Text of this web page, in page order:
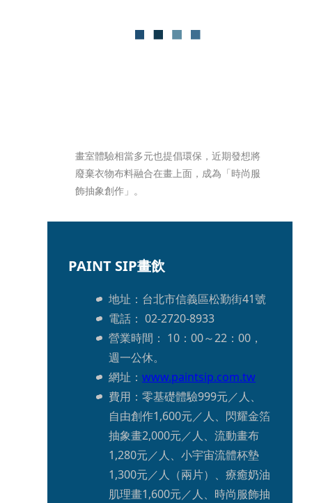
畫室體驗相當多元也提倡環保，近期發想將
廢棄衣物布料融合在畫上面，成為「時尚服
飾抽象創作」。
PAINT SIP畫飲
地址：台北市信義區松勤街41號
電話： 02-2720-8933
營業時間： 10：00～22：00，
週一公休。
網址： www.paintsip.com.tw
費用：零基礎體驗999元／人、
自由創作1,600元／人、閃耀金箔
抽象畫2,000元／人、流動畫布
1,280元／人、小宇宙流體杯墊
1,300元／人（兩片）、療癒奶油
肌理畫1,600元／人、時尚服飾抽